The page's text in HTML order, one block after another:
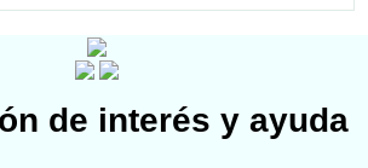
de interés y ayuda